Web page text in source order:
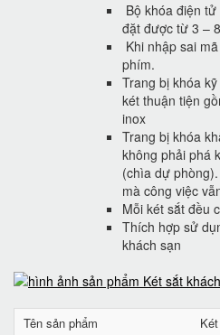
Bộ khóa điện
đặt được từ 3 –
Khi nhập sai
phím.
Trang bị khóa
két thuận tiện
inox
Trang bị khóa
không phải phá
(chìa dự
mà công việc
Mỗi két sắt đều
Thích hợp sử
khách sạn
Tên sản phẩm